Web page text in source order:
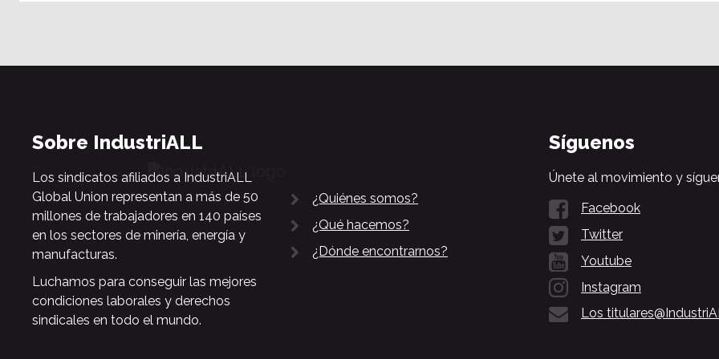
Sobre IndustriALL
Los sindicatos afiliados a IndustriALL
Global Union representan a más de 50
millones de trabajadores en 140 países
en los sectores de minería, energía y
manufacturas.
Luchamos para conseguir las mejores
condiciones laborales y derechos
sindicales en todo el mundo.
¿Quiénes somos?
¿Qué hacemos?
¿Dónde encontrarnos?
Síguenos
Únete al movimiento y
Facebook
Twitter
Youtube
Instagram
Los